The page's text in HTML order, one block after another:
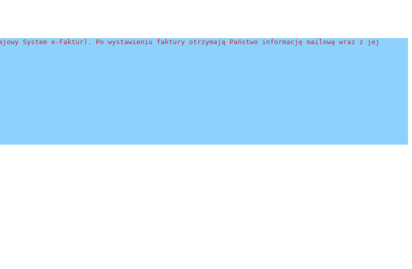
System e-Faktur). Po wystawieniu faktury otrzymają Państwo informację mailową wraz z jej